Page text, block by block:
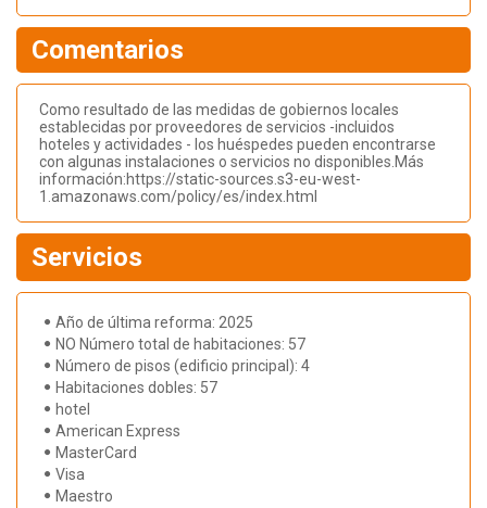
Comentarios
Como resultado de las medidas de gobiernos locales
establecidas por proveedores de servicios -incluidos
hoteles y actividades - los huéspedes pueden encontrarse
con algunas instalaciones o servicios no disponibles.Más
información:https://static-sources.s3-eu-west-
1.amazonaws.com/policy/es/index.html
Servicios
Año de última reforma: 2025
NO Número total de habitaciones: 57
Número de pisos (edificio principal): 4
Habitaciones dobles: 57
hotel
American Express
MasterCard
Visa
Maestro